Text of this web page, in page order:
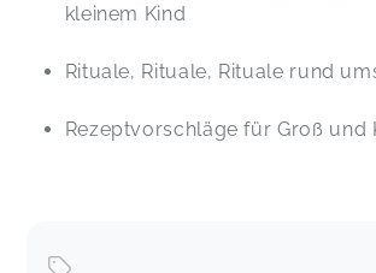
kleinem Kind
Rituale, Rituale, Rituale rund
Rezeptvorschläge für Groß und